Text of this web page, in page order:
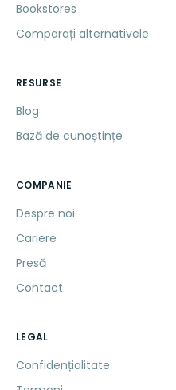
Bookstores
Comparați alternativele
RESURSE
Blog
Bază de cunoștințe
COMPANIE
Despre noi
Cariere
Presă
Contact
LEGAL
Confidențialitate